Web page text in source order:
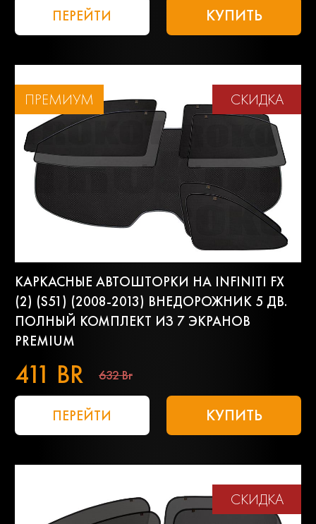
ПЕРЕЙТИ КУПИТЬ
ПРЕМИУМ СКИДКА
КАРКАСНЫЕ АВТОШТОРКИ НА INFINITI FX
(2) (S51) (2008-2013) ВНЕДОРОЖНИК 5 ДВ.
ПОЛНЫЙ КОМПЛЕКТ ИЗ 7 ЭКРАНОВ
PREMIUM
411 BR 632 Br
ПЕРЕЙТИ КУПИТЬ
СКИДКА